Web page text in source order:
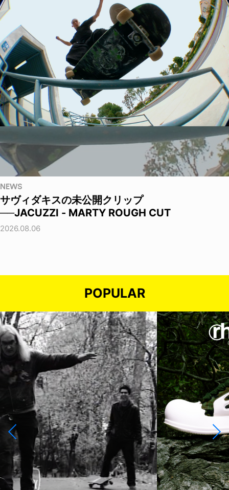
NEWS
サヴィダキスの未公開クリップ
──JACUZZI - MARTY ROUGH CUT
2026.08.06
POPULAR